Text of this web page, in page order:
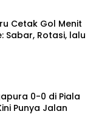
Cetak Gol Menit
Sabar, Rotasi, lalu
0-0 di Piala
Punya Jalan